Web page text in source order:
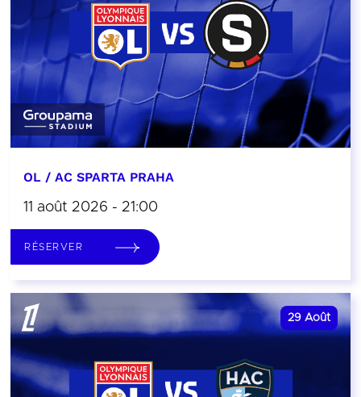
OL / AC SPARTA PRAHA
11 août 2026 - 21:00
RÉSERVER
29 Août